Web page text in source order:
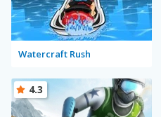
Watercraft Rush
4.3